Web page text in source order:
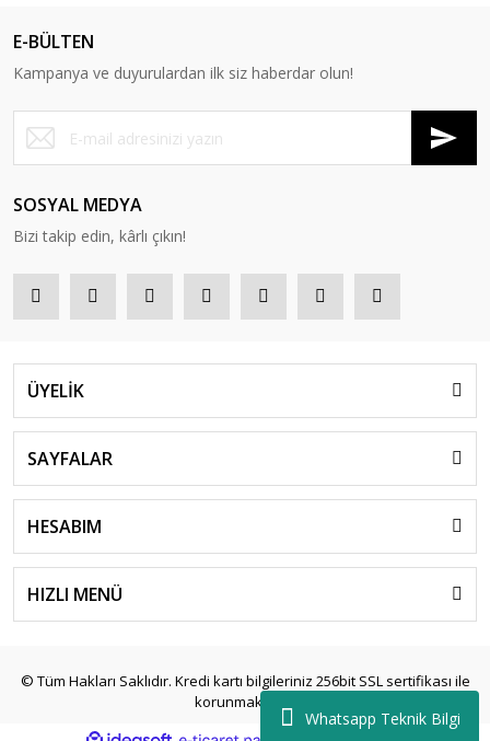
Whatsapp Teknik Bilgi
E-BÜLTEN
Kampanya ve duyurulardan ilk siz haberdar olun!
SOSYAL MEDYA
Bizi takip edin, kârlı çıkın!
ÜYELİK
SAYFALAR
HESABIM
HIZLI MENÜ
© Tüm Hakları Saklıdır. Kredi kartı bilgileriniz 256bit SSL sertifikası ile
korunmaktadır.